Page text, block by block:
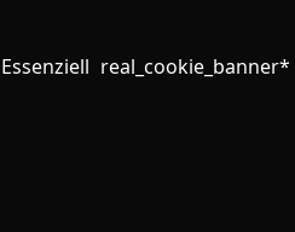
Essenziell real_cookie_banner*